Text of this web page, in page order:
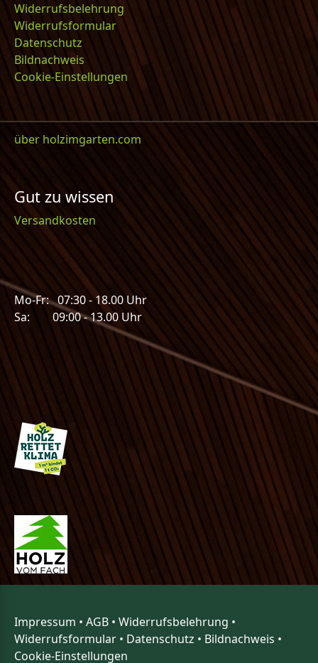
Widerrufsbelehrung
Widerrufsformular
Datenschutz
Bildnachweis
Cookie-Einstellungen
über holzimgarten.com
Gut zu wissen
Versandkosten
Mo-Fr: 07:30 - 18.00 Uhr
Sa: 09:00 - 13.00 Uhr
Impressum • AGB • Widerrufsbelehrung •
Widerrufsformular • Datenschutz • Bildnachweis •
Cookie-Einstellungen